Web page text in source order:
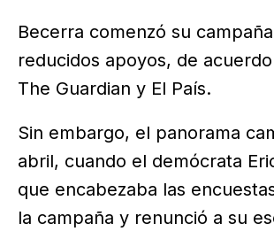
Becerra comenzó su
reducidos apoyos, de
The Guardian y El País.
Sin embargo, el panorama
abril, cuando el demócrata
que encabezaba las
la campaña y renunció a su